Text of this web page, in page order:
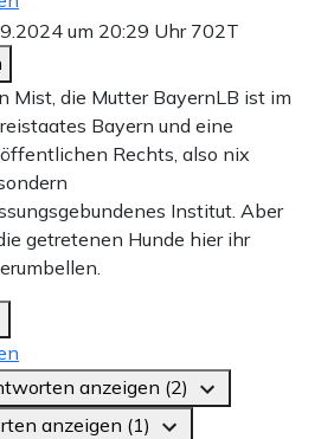
um 20:29 Uhr 702T
Mist, die Mutter BayernLB ist im
Bayern und eine
Rechts, also nix
Institut. Aber
getretenen Hunde hier ihr
anzeigen (2)
anzeigen (1)